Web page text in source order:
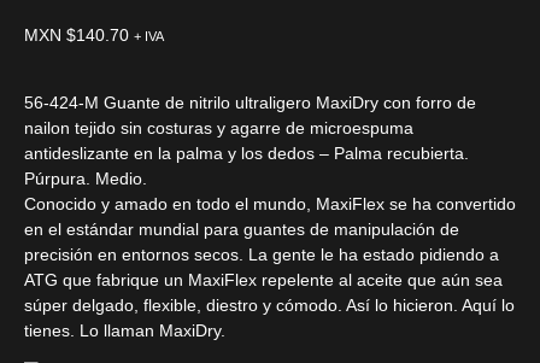
MXN $140.70 + IVA
56-424-M Guante de nitrilo ultraligero MaxiDry con forro de
nailon tejido sin costuras y agarre de microespuma
antideslizante en la palma y los dedos – Palma recubierta.
Púrpura. Medio.
Conocido y amado en todo el mundo, MaxiFlex se ha convertido
en el estándar mundial para guantes de manipulación de
precisión en entornos secos. La gente le ha estado pidiendo a
ATG que fabrique un MaxiFlex repelente al aceite que aún sea
súper delgado, flexible, diestro y cómodo. Así lo hicieron. Aquí lo
tienes. Lo llaman MaxiDry.